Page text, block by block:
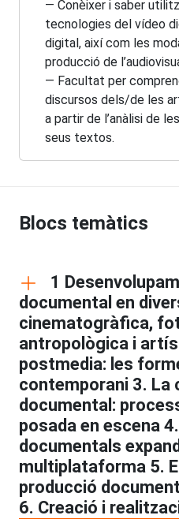
— Conèixer i saber
tecnologies del vídeo
digital, així com les
producció de
— Facultat per
discursos dels/de les
a partir de l’anàlisi de
seus textos.
Blocs temàtics
1
documental en
cinematogràfica,
antropològica i
postmedia: les
contemporani 3. La
documental:
posada en escena
documentals
multiplataforma 5.
producció
6. Creació i